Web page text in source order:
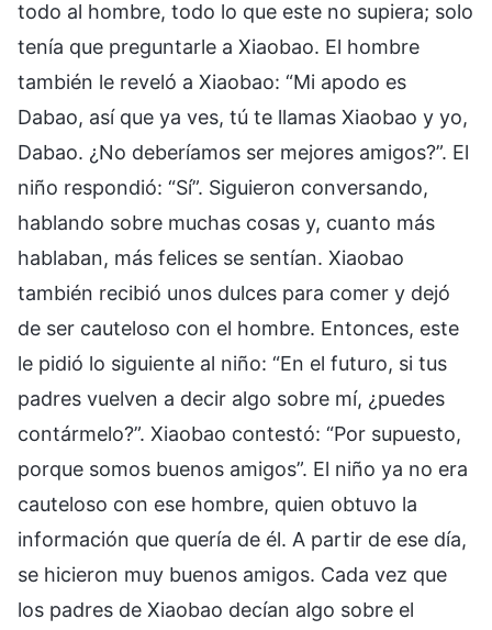
todo al hombre, todo lo que este no supiera; solo
tenía que preguntarle a Xiaobao. El hombre
también le reveló a Xiaobao: “Mi apodo es
Dabao, así que ya ves, tú te llamas Xiaobao y yo,
Dabao. ¿No deberíamos ser mejores amigos?”. El
niño respondió: “Sí”. Siguieron conversando,
hablando sobre muchas cosas y, cuanto más
hablaban, más felices se sentían. Xiaobao
también recibió unos dulces para comer y dejó
de ser cauteloso con el hombre. Entonces, este
le pidió lo siguiente al niño: “En el futuro, si tus
padres vuelven a decir algo sobre mí, ¿puedes
contármelo?”. Xiaobao contestó: “Por supuesto,
porque somos buenos amigos”. El niño ya no era
cauteloso con ese hombre, quien obtuvo la
información que quería de él. A partir de ese día,
se hicieron muy buenos amigos. Cada vez que
los padres de Xiaobao decían algo sobre el